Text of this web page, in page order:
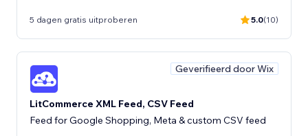
5 dagen gratis uitproberen 5.0(10)
Geverifieerd door Wix
LitCommerce XML Feed, CSV Feed
Feed for Google Shopping, Meta & custom CSV feed